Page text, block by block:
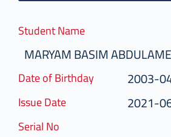
Student Name
MARYAM BASIM
Date of Birthday 2003-
Issue Date 2021-
Serial No